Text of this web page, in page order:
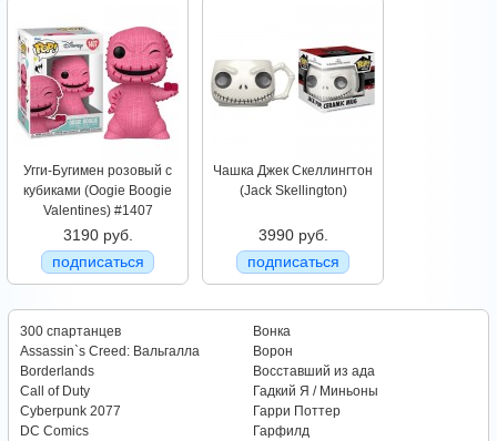
Угги-Бугимен розовый с
кубиками (Oogie Boogie
Valentines) #1407
3190 руб.
подписаться
Чашка Джек Скеллингтон
(Jack Skellington)
3990 руб.
подписаться
300 спартанцев
Assassin`s Creed: Вальгалла
Borderlands
Call of Duty
Cyberpunk 2077
DC Comics
Вонка
Ворон
Восставший из ада
Гадкий Я / Миньоны
Гарри Поттер
Гарфилд